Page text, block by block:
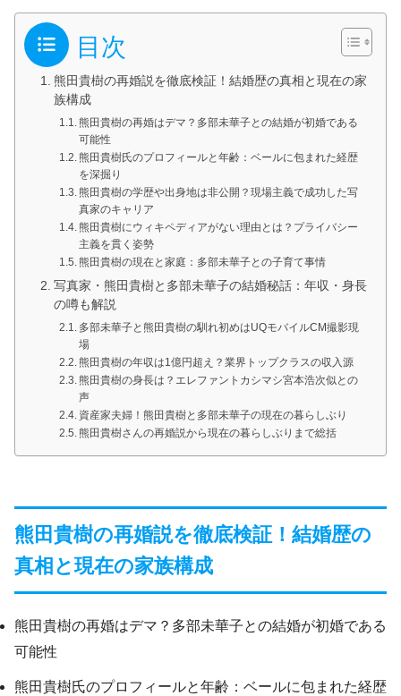
目次
熊田貴樹の再婚説を徹底検証！結婚歴の真相と現在の家
族構成
熊田貴樹の再婚はデマ？多部未華子との結婚が初婚である
可能性
熊田貴樹氏のプロフィールと年齢：ベールに包まれた経歴
を深掘り
熊田貴樹の学歴や出身地は非公開？現場主義で成功した写
真家のキャリア
熊田貴樹にウィキペディアがない理由とは？プライバシー
主義を貫く姿勢
熊田貴樹の現在と家庭：多部未華子との子育て事情
写真家・熊田貴樹と多部未華子の結婚秘話：年収・身長
の噂も解説
多部未華子と熊田貴樹の馴れ初めはUQモバイルCM撮影現
場
熊田貴樹の年収は1億円超え？業界トップクラスの収入源
熊田貴樹の身長は？エレファントカシマシ宮本浩次似との
声
資産家夫婦！熊田貴樹と多部未華子の現在の暮らしぶり
熊田貴樹さんの再婚説から現在の暮らしぶりまで総括
熊田貴樹の再婚説を徹底検証！結婚歴の
真相と現在の家族構成
熊田貴樹の再婚はデマ？多部未華子との結婚が初婚である
可能性
熊田貴樹氏のプロフィールと年齢：ベールに包まれた経歴